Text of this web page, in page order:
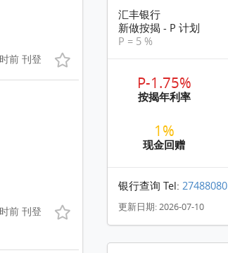
前 刊登
前 刊登
汇丰银行
新做按揭 - P 计划
P = 5 %
P-1.75%
按揭年利率
1%
现金回赠
银行查询 Tel:27488080
更新日期: 2026-07-10